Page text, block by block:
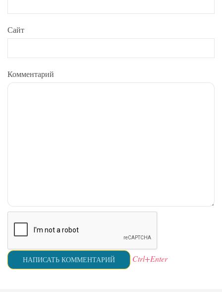
Сайт
Комментарий
Ctrl+Enter